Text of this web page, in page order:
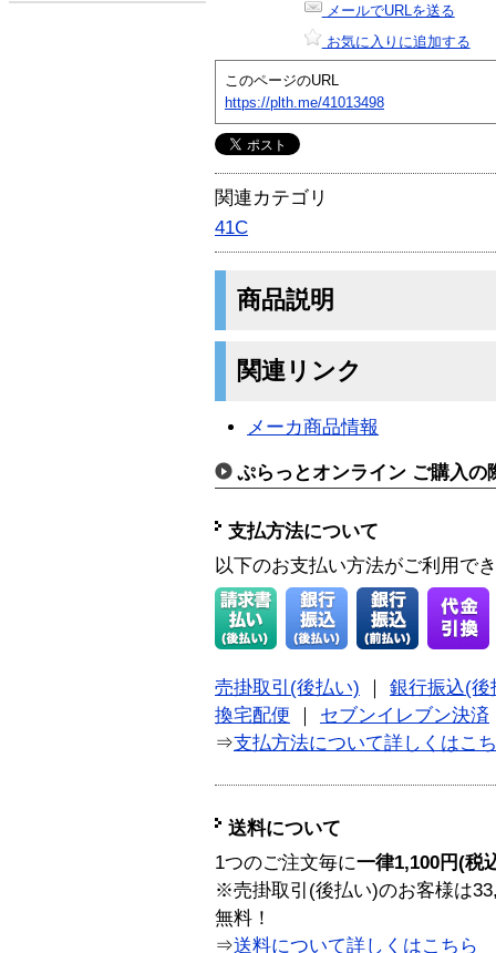
メールでURLを送る
お気に入りに追加する
このページのURL
https://plth.me/41013498
関連カテゴリ
41C
商品説明
関連リンク
メーカ商品情報
ぷらっとオンライン ご購入の
支払方法について
以下のお支払い方法がご利用で
売掛取引(後払い)
銀行振込(後
換宅配便
セブンイレブン決済
⇒支払方法について詳しくはこ
送料について
1つのご注文毎に一律1,100円(税
※売掛取引(後払い)のお客様は
無料！
⇒送料について詳しくはこちら